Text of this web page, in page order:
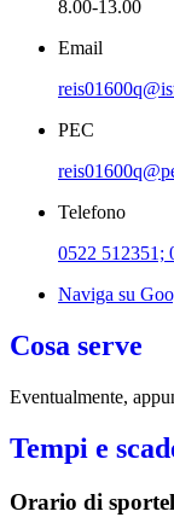
8.00-13.00
Email
PEC
Telefono
0522 512351;
Naviga su
Cosa serve
Eventualmente,
Tempi e
Orario di